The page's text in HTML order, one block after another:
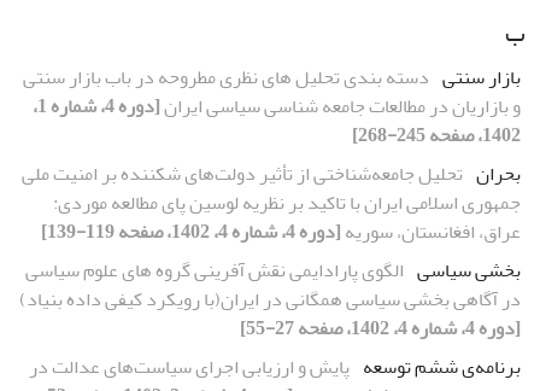
ب
بازار سنتی دسته بندی تحلیل های نظری مطروحه در باب بازار سنتی
و بازاریان در مطالعات جامعه شناسی سیاسی ایران
[دوره 4، شماره 1،
1402، صفحه 245-268]
بحران تحلیل جامعه‌شناختی از تأثیر دولت‌های شکننده بر امنیت ملی
جمهوری اسلامی ایران با تاکید بر نظریه لوسین پای مطالعه موردی:
عراق، افغانستان، سوریه[دوره 4، شماره 4، 1402، صفحه 119-139]
بخشی سیاسی الگوی پارادایمی نقش آفرینی گروه های علوم سیاسی
در آگاهی بخشی سیاسی همگانی در ایران(با رویکرد کیفی داده بنیاد)
[دوره 4، شماره 4، 1402، صفحه 27-55]
برنامه‌ی ششم توسعه پایش و ارزیابی اجرای سیاست‌های عدالت در